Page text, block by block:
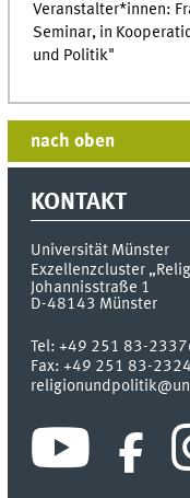
Veranstalter*innen:
Seminar, in
und Politik"
nach oben
KONTAKT
Universität Münster
Exzellenzcluster
Johannisstraße 1
D-48143 Münster
Tel:+49 251 83-
Fax:+49 251 83-